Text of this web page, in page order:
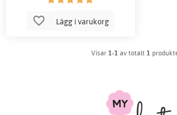
Lägg i varukorg
Visar 1-1 av totalt 1